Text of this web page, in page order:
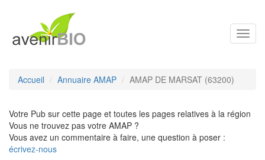
Accueil Annuaire AMAP AMAP DE MARSAT (63200)
Votre Pub sur cette page et toutes les pages relatives à la région
Vous ne trouvez pas votre AMAP ?
Vous avez un commentaire à faire, une question à poser :
écrivez-nous